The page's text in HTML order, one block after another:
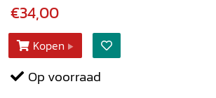
€34,00
Kopen
Op voorraad